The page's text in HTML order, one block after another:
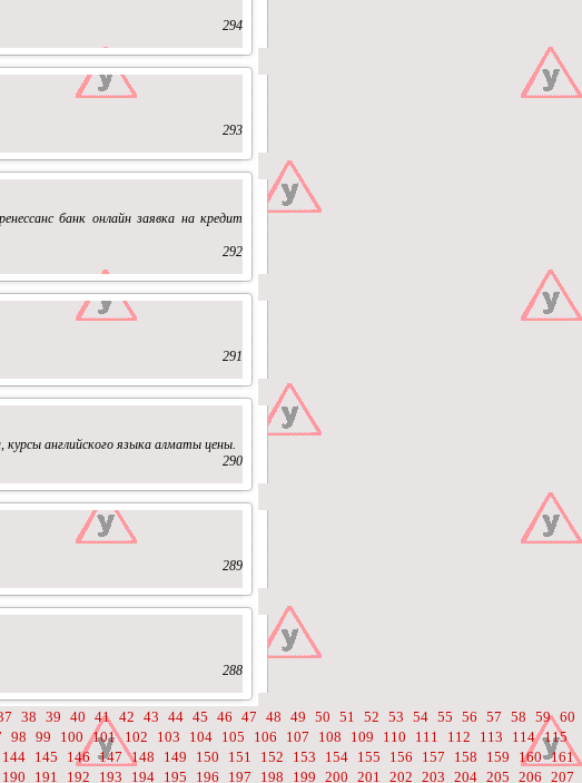
294
293
банк онлайн заявка на кредит
292
291
английского языка алматы цены.
290
289
288
38 39 40 41 42 43 44 45 46 47 48 49 50 51 52 53 54 55 56 57 58 59 60
98 99 100 101 102 103 104 105 106 107 108 109 110 111 112 113 114 115
144 145 146 147 148 149 150 151 152 153 154 155 156 157 158 159 160 161
190 191 192 193 194 195 196 197 198 199 200 201 202 203 204 205 206 207